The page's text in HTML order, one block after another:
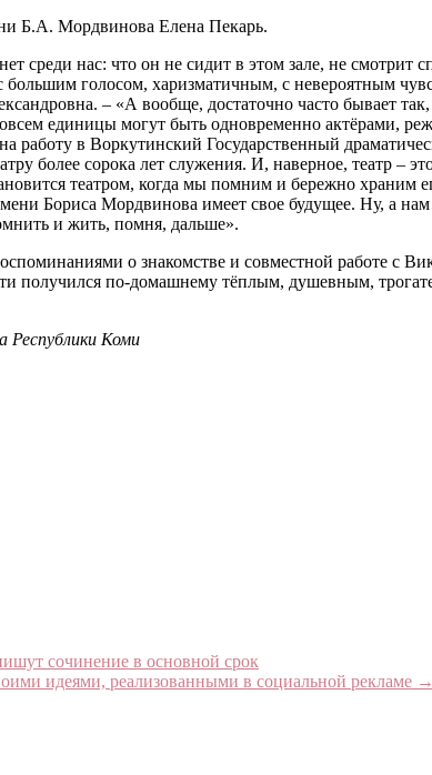
Б.А. Мордвинова Елена Пекарь.
среди нас: что он не сидит в этом зале, не
голосом, харизматичным, с невероятным
– «А вообще, достаточно часто бывает
единицы могут быть одновременно актёрами,
работу в Воркутинский Государственный
более сорока лет служения. И, наверное, театр –
театром, когда мы помним и бережно
Бориса Мордвинова имеет свое будущее. Ну, а
и жить, помня, дальше».
о знакомстве и совместной работе с
получился по-домашнему тёплым, душевным,
Республики Коми
сочинение в основной срок
идеями, реализованными в социальной рекламе →